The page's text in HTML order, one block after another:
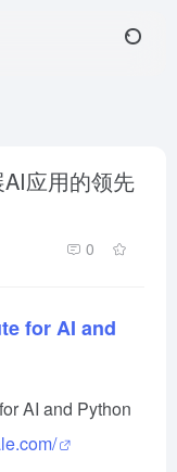
应用的领先
0
for AI and
AI and Python